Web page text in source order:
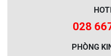
028
PHÒNG